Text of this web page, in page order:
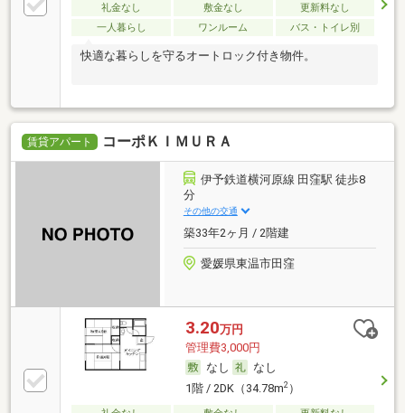
礼金なし 敷金なし
更新料なし
一人暮らし
ワンルーム バス・トイレ別
快適な暮らしを守るオートロック付き物件。
賃貸アパート コーポＫＩＭＵＲＡ
伊予鉄道横河原線 田窪駅 徒歩8
分
その他の交通
築33年2ヶ月 / 2階建
愛媛県東温市田窪
3.20万円
管理費3,000円
なし
なし
1階 / 2DK（34.78m2）